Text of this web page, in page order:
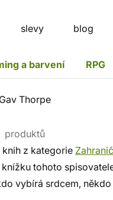
slevy blog
a barvení RPG
Gav Thorpe
produktů
z kategorie
tohoto
vybírá srdcem,